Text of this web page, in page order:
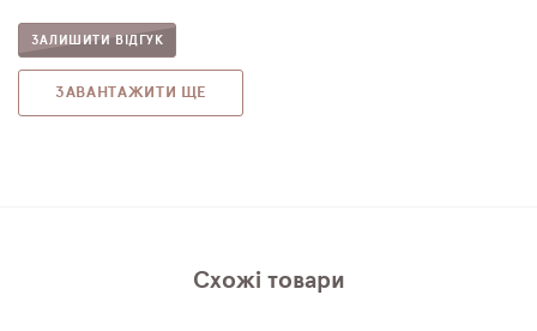
ЗАЛИШИТИ ВІДГУК
ЗАВАНТАЖИТИ ЩЕ
Схожі товари